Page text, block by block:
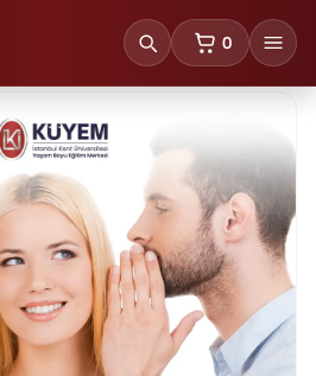
0
sepetteki